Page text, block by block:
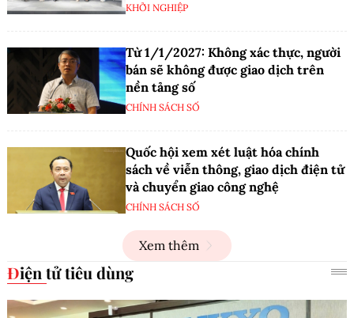
KHỞI NGHIỆP
Từ 1/1/2027: Không xác thực, người
bán sẽ không được giao dịch trên
nền tảng số
CHÍNH SÁCH SỐ
Quốc hội xem xét luật hóa chính
sách về viễn thông, giao dịch điện tử
và chuyển giao công nghệ
CHÍNH SÁCH SỐ
Xem thêm
Điện tử tiêu dùng